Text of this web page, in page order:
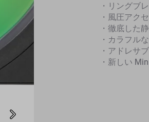
・リングブ
・風圧アク
・徹底した
・カラフル
・アドレサ
・新しい